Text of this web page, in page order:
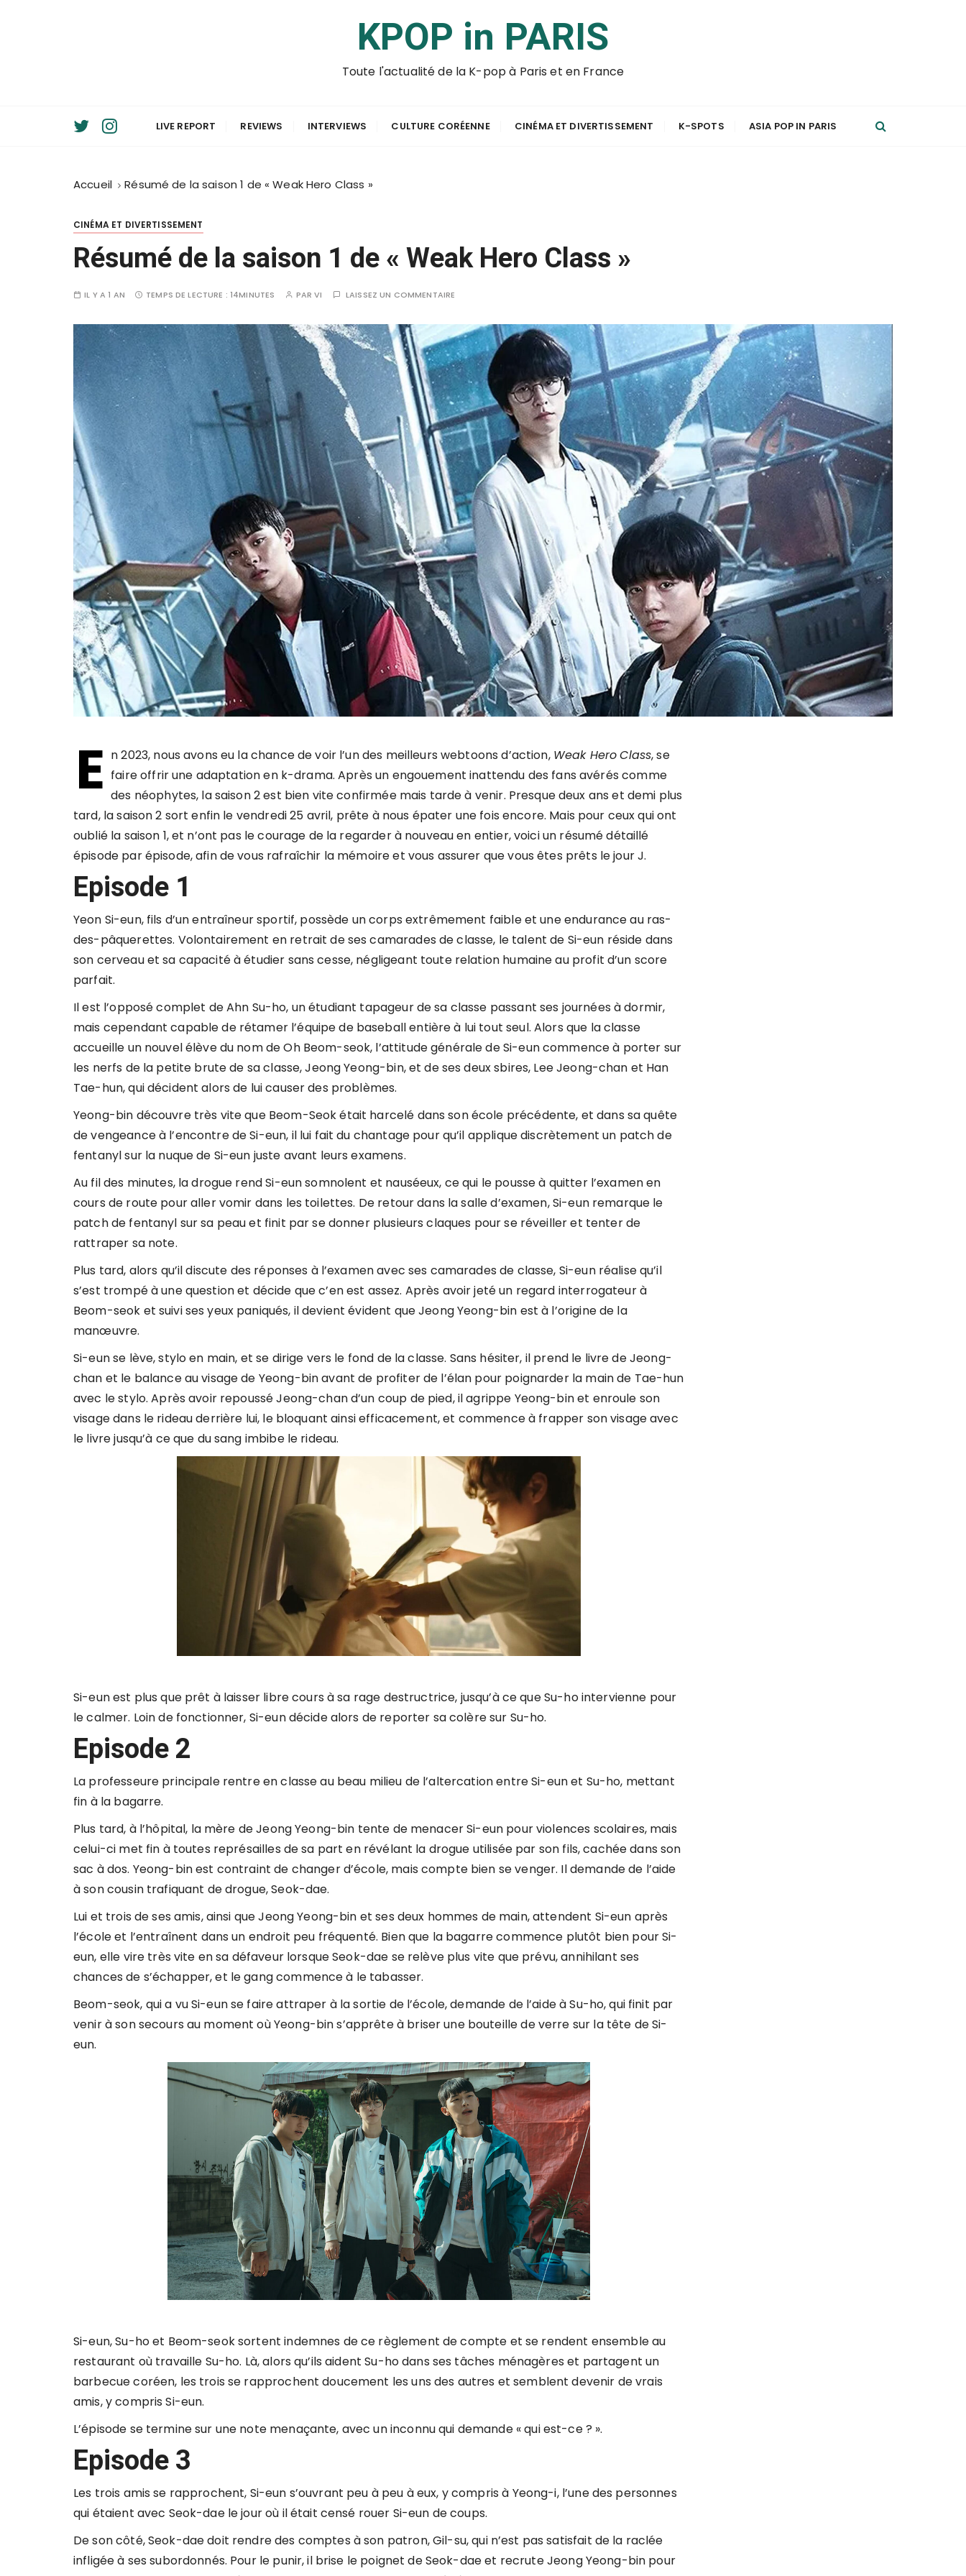
KPOP in PARIS
Toute l'actualité de la K-pop à Paris et en France
LIVE REPORT REVIEWS INTERVIEWS CULTURE CORÉENNE CINÉMA ET DIVERTISSEMENT K-SPOTS ASIA POP IN PARIS
Accueil Résumé de la saison 1 de « Weak Hero Class »
CINÉMA ET DIVERTISSEMENT
Résumé de la saison 1 de « Weak Hero Class »
IL Y A 1 AN TEMPS DE LECTURE : 14MINUTES PARVI LAISSEZ UN COMMENTAIRE
E n 2023, nous avons eu la chance de voir l’un des meilleurs webtoons d’action, Weak HeroClass, se
faire offrir une adaptation en k-drama. Après un engouement inattendu des fans avérés comme
des néophytes, la saison 2 est bien vite confirmée mais tarde à venir. Presque deux ans et demi plus
tard, la saison 2 sort enfin le vendredi 25 avril, prête à nous épater une fois encore. Mais pour ceux qui ont
oublié la saison 1, et n’ont pas le courage de la regarder à nouveau en entier, voici un résumé détaillé
épisode par épisode, afin de vous rafraîchir la mémoire et vous assurer que vous êtes prêts le jour J.
Episode 1
Yeon Si-eun, fils d’un entraîneur sportif, possède un corps extrêmement faible et une endurance au ras-
des-pâquerettes. Volontairement en retrait de ses camarades de classe, le talent de Si-eun réside dans
son cerveau et sa capacité à étudier sans cesse, négligeant toute relation humaine au profit d’un score
parfait.
Il est l’opposé complet de Ahn Su-ho, un étudiant tapageur de sa classe passant ses journées à dormir,
mais cependant capable de rétamer l’équipe de baseball entière à lui tout seul. Alors que la classe
accueille un nouvel élève du nom de Oh Beom-seok, l’attitude générale de Si-eun commence à porter sur
les nerfs de la petite brute de sa classe, Jeong Yeong-bin, et de ses deux sbires, Lee Jeong-chan et Han
Tae-hun, qui décident alors de lui causer des problèmes.
Yeong-bin découvre très vite que Beom-Seok était harcelé dans son école précédente, et dans sa quête
de vengeance à l’encontre de Si-eun, il lui fait du chantage pour qu’il applique discrètement un patch de
fentanyl sur la nuque de Si-eun juste avant leurs examens.
Au fil des minutes, la drogue rend Si-eun somnolent et nauséeux, ce qui le pousse à quitter l’examen en
cours de route pour aller vomir dans les toilettes. De retour dans la salle d’examen, Si-eun remarque le
patch de fentanyl sur sa peau et finit par se donner plusieurs claques pour se réveiller et tenter de
rattraper sa note.
Plus tard, alors qu’il discute des réponses à l’examen avec ses camarades de classe, Si-eun réalise qu’il
s’est trompé à une question et décide que c’en est assez. Après avoir jeté un regard interrogateur à
Beom-seok et suivi ses yeux paniqués, il devient évident que Jeong Yeong-bin est à l’origine de la
manœuvre.
Si-eun se lève, stylo en main, et se dirige vers le fond de la classe. Sans hésiter, il prend le livre de Jeong-
chan et le balance au visage de Yeong-bin avant de profiter de l’élan pour poignarder la main de Tae-hun
avec le stylo. Après avoir repoussé Jeong-chan d’un coup de pied, il agrippe Yeong-bin et enroule son
visage dans le rideau derrière lui, le bloquant ainsi efficacement, et commence à frapper son visage avec
le livre jusqu’à ce que du sang imbibe le rideau.
Si-eun est plus que prêt à laisser libre cours à sa rage destructrice, jusqu’à ce que Su-ho intervienne pour
le calmer. Loin de fonctionner, Si-eun décide alors de reporter sa colère sur Su-ho.
Episode 2
La professeure principale rentre en classe au beau milieu de l’altercation entre Si-eun et Su-ho, mettant
fin à la bagarre.
Plus tard, à l’hôpital, la mère de Jeong Yeong-bin tente de menacer Si-eun pour violences scolaires, mais
celui-ci met fin à toutes représailles de sa part en révélant la drogue utilisée par son fils, cachée dans son
sac à dos. Yeong-bin est contraint de changer d’école, mais compte bien se venger. Il demande de l’aide
à son cousin trafiquant de drogue, Seok-dae.
Lui et trois de ses amis, ainsi que Jeong Yeong-bin et ses deux hommes de main, attendent Si-eun après
l’école et l’entraînent dans un endroit peu fréquenté. Bien que la bagarre commence plutôt bien pour Si-
eun, elle vire très vite en sa défaveur lorsque Seok-dae se relève plus vite que prévu, annihilant ses
chances de s’échapper, et le gang commence à le tabasser.
Beom-seok, qui a vu Si-eun se faire attraper à la sortie de l’école, demande de l’aide à Su-ho, qui finit par
venir à son secours au moment où Yeong-bin s’apprête à briser une bouteille de verre sur la tête de Si-
eun.
Si-eun, Su-ho et Beom-seok sortent indemnes de ce règlement de compte et se rendent ensemble au
restaurant où travaille Su-ho. Là, alors qu’ils aident Su-ho dans ses tâches ménagères et partagent un
barbecue coréen, les trois se rapprochent doucement les uns des autres et semblent devenir de vrais
amis, y compris Si-eun.
L’épisode se termine sur une note menaçante, avec un inconnu qui demande « qui est-ce ? ».
Episode 3
Les trois amis se rapprochent, Si-eun s’ouvrant peu à peu à eux, y compris à Yeong-i, l’une des personnes
qui étaient avec Seok-dae le jour où il était censé rouer Si-eun de coups.
De son côté, Seok-dae doit rendre des comptes à son patron, Gil-su, qui n’est pas satisfait de la raclée
infligée à ses subordonnés. Pour le punir, il brise le poignet de Seok-dae et recrute Jeong Yeong-bin pour